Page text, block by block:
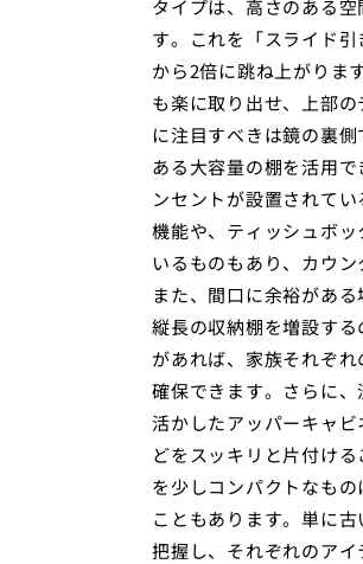
タイプは、高さのある
す。これを「スライド
から2倍に跳ね上がりま
も楽に取り出せ、上部
に注目すべきは鏡の裏
ある大容量の棚を活用
ンセントが設置されて
機能や、ティッシュボ
いるものもあり、カウ
また、間口に余裕があ
縦長の収納棚を増設す
があれば、家族それぞ
確保できます。さらに
活かしたアッパーキャ
どをスッキリと片付け
を少しコンパクトなも
こともあります。単に
把握し、それぞれのア